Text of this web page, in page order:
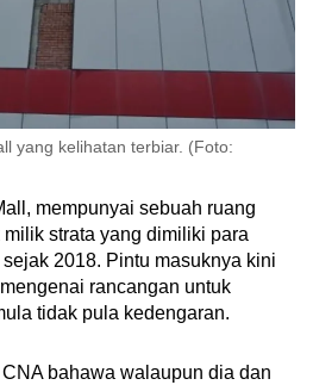
yang kelihatan terbiar. (Foto:
mempunyai sebuah ruang
strata yang dimiliki para
2018. Pintu masuknya kini
rancangan untuk
tidak pula kedengaran.
bahawa walaupun dia dan